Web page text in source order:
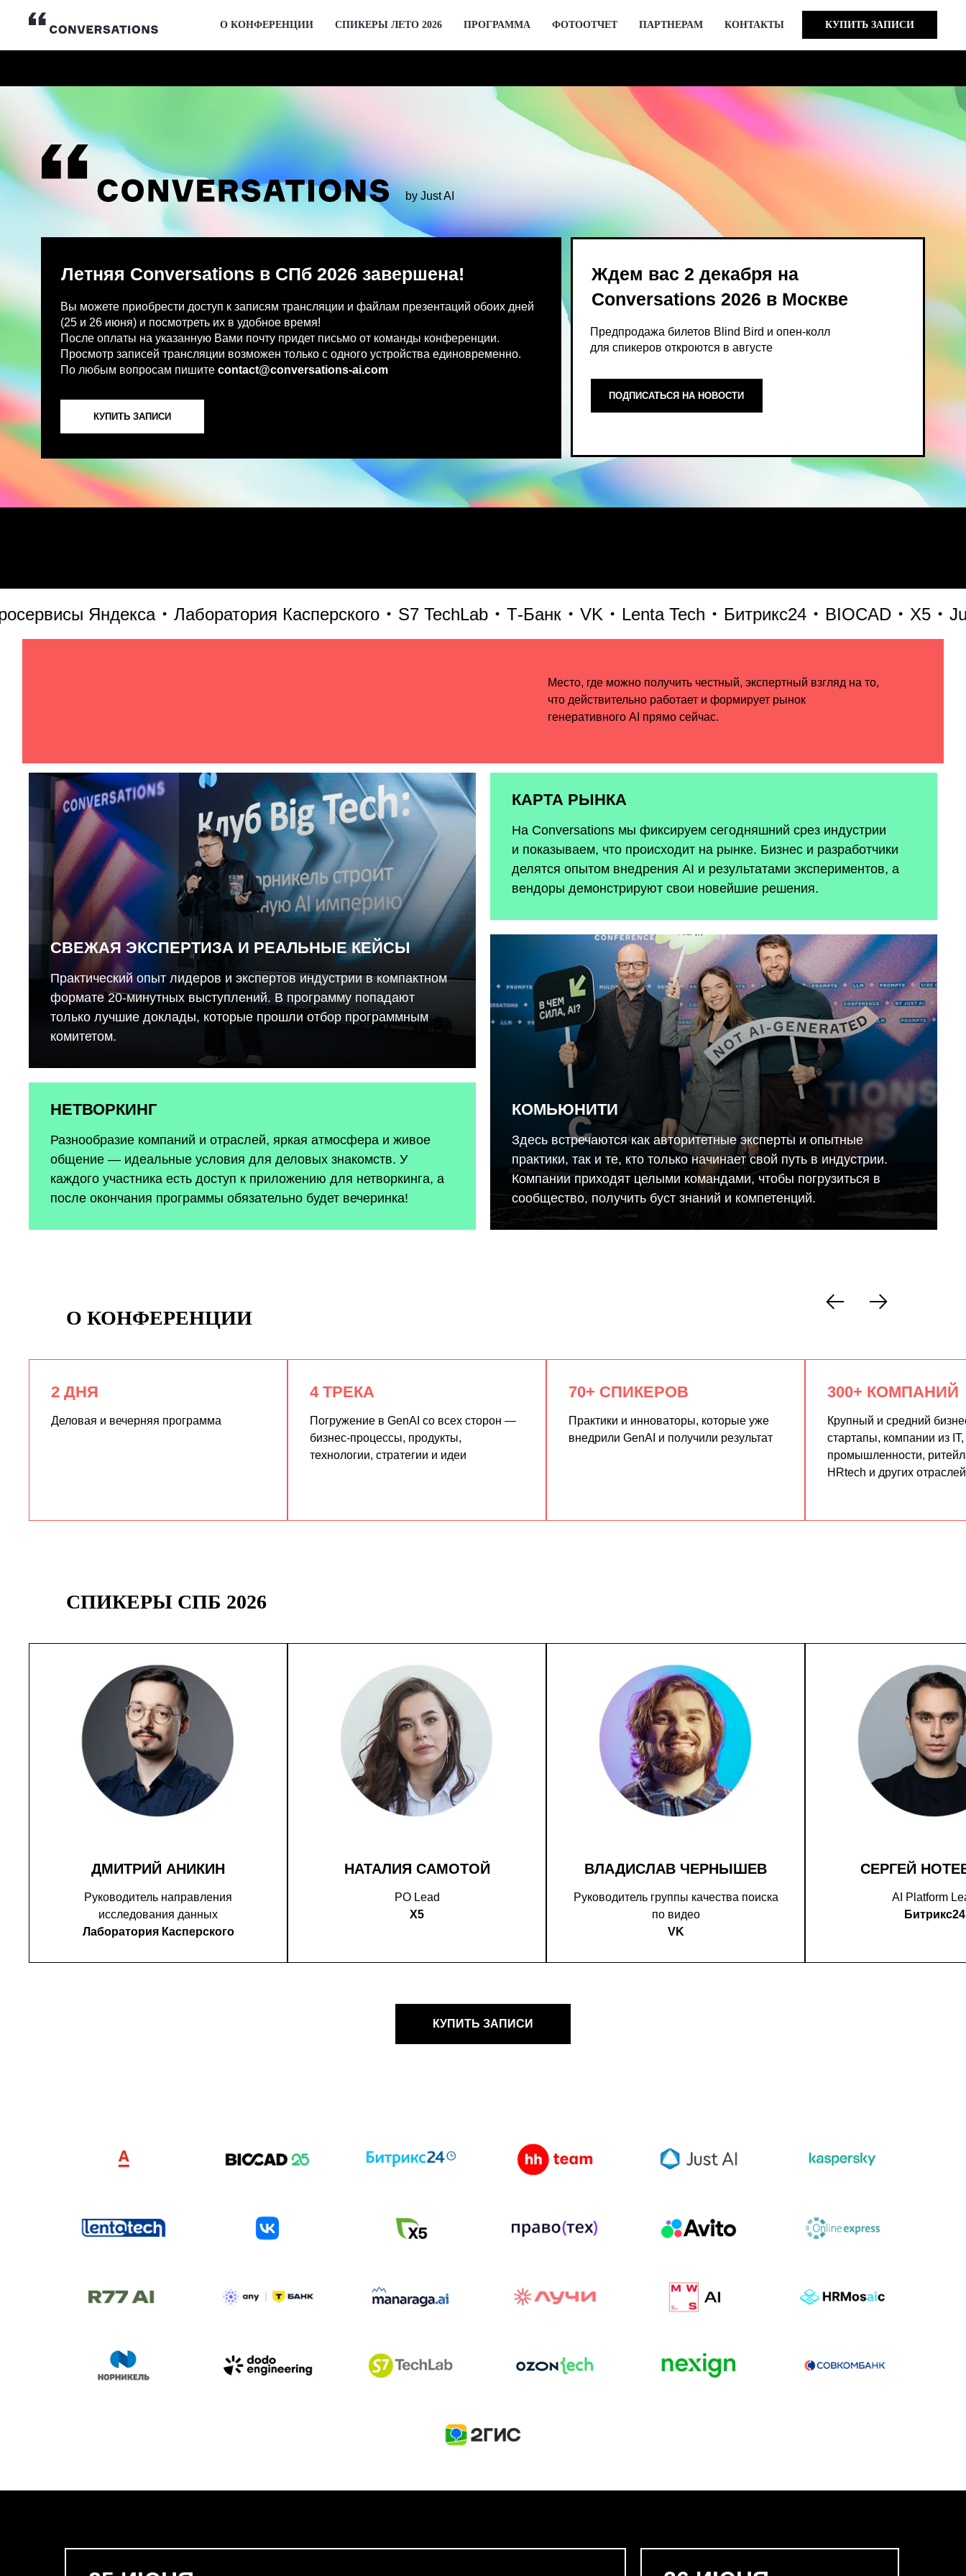
О КОНФЕРЕНЦИИ СПИКЕРЫ ЛЕТО 2026 ПРОГРАММА ФОТООТЧЕТ ПАРТНЕРАМ КОНТАКТЫ КУПИТЬ ЗАПИСИ
by Just AI
Вы можете приобрести доступ к записям трансляции и файлам презентаций обоих дней
После оплаты на указанную Вами почту придет письмо от команды конференции.
Просмотр записей трансляции возможен только с одного устройства единовременно.
По любым вопросам пишите
contact@conversations-ai.co
Предпродажа билетов Blind Bird и опен-колл
для спикеров откроются в августе
Ждем вас 2 декабря на
Conversations 2026 в Москве
КУПИТЬ ЗАПИСИ
ПОДПИСАТЬСЯ НА НОВОСТИ
Яндекса Лаборатория Касперского S7 TechLab Т-Банк VK Lenta Tech Битрикс24 BIOCAD X5 Just
Место, где можно получить честный, экспертный взгляд на то,
генеративного AI прямо сейчас.
СВЕЖАЯ ЭКСПЕРТИЗА И РЕАЛЬНЫЕ КЕЙСЫ
Практический опыт лидеров и экспертов индустрии в компактном
формате 20-минутных выступлений. В программу попадают
только лучшие доклады, которые прошли отбор программным
комитетом.
НЕТВОРКИНГ
Разнообразие компаний и отраслей, яркая атмосфера и живое
общение — идеальные условия для деловых знакомств. У
каждого участника есть доступ к приложению для нетворкинга, а
после окончания программы обязательно будет вечеринка!
КАРТА РЫНКА
На Conversations мы фиксируем сегодняшний срез индустрии
и показываем, что происходит на рынке. Бизнес и разработчики
делятся опытом внедрения AI и результатами экспериментов, а
вендоры демонстрируют свои новейшие решения.
КОМЬЮНИТИ
Здесь встречаются как авторитетные эксперты и опытные
практики, так и те, кто только начинает свой путь в индустрии.
Компании приходят целыми командами, чтобы погрузиться в
сообщество, получить буст знаний и компетенций.
О КОНФЕРЕНЦИИ
2 ДНЯ
Деловая и вечерняя программа
4 ТРЕКА
Погружение в GenAI со всех сторон —
бизнес-процессы, продукты,
технологии, стратегии и идеи
70+ СПИКЕРОВ
Практики и инноваторы, которые уже
внедрили GenAI и получили результат
300+ КОМПАНИЙ
Крупный и средний
стартапы, компании из
промышленности,
HRtech и других отраслей
СПИКЕРЫ СПБ 2026
ДМИТРИЙ АНИКИН
Руководитель направления
исследования данных
Лаборатория Касперского
НАТАЛИЯ САМОТОЙ
PO Lead
X5
ВЛАДИСЛАВ ЧЕРНЫШЕВ
Руководитель группы качества поиска
по видео
VK
СЕРГЕЙ
AI Platform
Битрикс24
КУПИТЬ ЗАПИСИ